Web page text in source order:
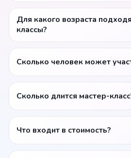
Для какого возраста
классы?
Сколько человек может
Сколько длится мастер-
Что входит в стоимость?